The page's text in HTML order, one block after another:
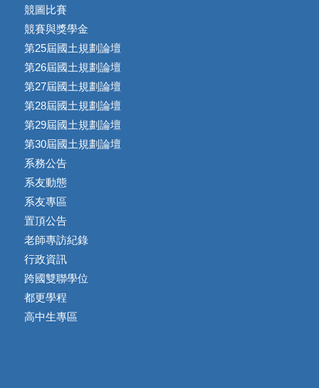
競圖比賽
競賽與獎學金
第25屆國土規劃論壇
第26屆國土規劃論壇
第27屆國土規劃論壇
第28屆國土規劃論壇
第29屆國土規劃論壇
第30屆國土規劃論壇
系務公告
系友動態
系友專區
置頂公告
老師專訪紀錄
行政資訊
跨國雙聯學位
都更學程
高中生專區